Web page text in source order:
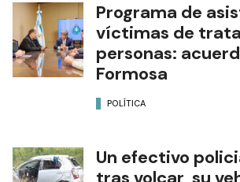
Programa de
víctimas de
personas:
Formosa
POLÍTICA
Un efectivo